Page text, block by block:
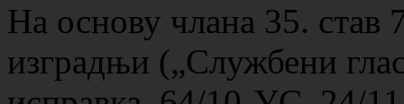
На основу члана 35. став
изградњи („Службени